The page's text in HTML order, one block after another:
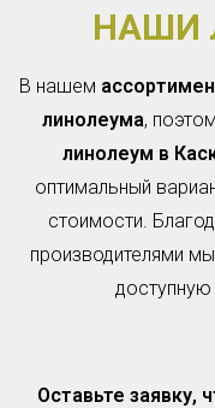
НАШИ
В нашем
линолеума,
линолеум в
оптимальный
стоимости.
производителями
доступную
Оставьте заявку,